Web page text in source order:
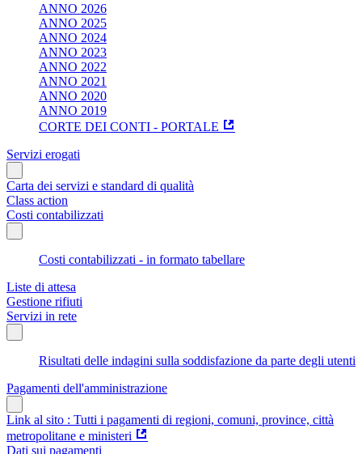
ANNO 2026
ANNO 2025
ANNO 2024
ANNO 2023
ANNO 2022
ANNO 2021
ANNO 2020
ANNO 2019
CORTE DEI CONTI - PORTALE
Servizi erogati
Carta dei servizi e standard di qualità
Class action
Costi contabilizzati
Costi contabilizzati - in formato tabellare
Liste di attesa
Gestione rifiuti
Servizi in rete
Risultati delle indagini sulla soddisfazione da parte degli utenti
Pagamenti dell'amministrazione
Link al sito : Tutti i pagamenti di regioni, comuni, province, città
metropolitane e ministeri
Dati sui pagamenti